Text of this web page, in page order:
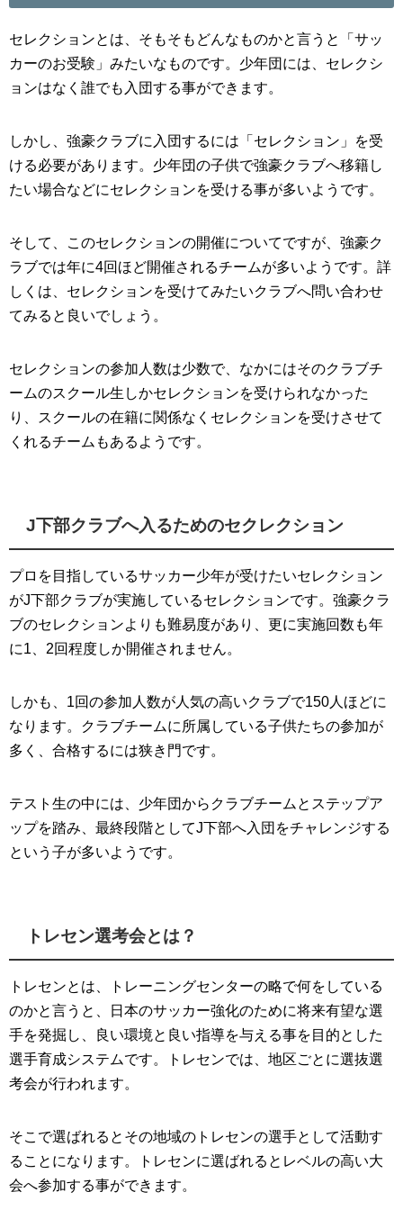
セレクションとは、そもそもどんなものかと言うと「サッ
カーのお受験」みたいなものです。少年団には、セレクシ
ョンはなく誰でも入団する事ができます。
しかし、強豪クラブに入団するには「セレクション」を受
ける必要があります。少年団の子供で強豪クラブへ移籍し
たい場合などにセレクションを受ける事が多いようです。
そして、このセレクションの開催についてですが、強豪ク
ラブでは年に4回ほど開催されるチームが多いようです。詳
しくは、セレクションを受けてみたいクラブへ問い合わせ
てみると良いでしょう。
セレクションの参加人数は少数で、なかにはそのクラブチ
ームのスクール生しかセレクションを受けられなかった
り、スクールの在籍に関係なくセレクションを受けさせて
くれるチームもあるようです。
J下部クラブへ入るためのセクレクション
プロを目指しているサッカー少年が受けたいセレクション
がJ下部クラブが実施しているセレクションです。強豪クラ
ブのセレクションよりも難易度があり、更に実施回数も年
に1、2回程度しか開催されません。
しかも、1回の参加人数が人気の高いクラブで150人ほどに
なります。クラブチームに所属している子供たちの参加が
多く、合格するには狭き門です。
テスト生の中には、少年団からクラブチームとステップア
ップを踏み、最終段階としてJ下部へ入団をチャレンジする
という子が多いようです。
トレセン選考会とは？
トレセンとは、トレーニングセンターの略で何をしている
のかと言うと、日本のサッカー強化のために将来有望な選
手を発掘し、良い環境と良い指導を与える事を目的とした
選手育成システムです。トレセンでは、地区ごとに選抜選
考会が行われます。
そこで選ばれるとその地域のトレセンの選手として活動す
ることになります。トレセンに選ばれるとレベルの高い大
会へ参加する事ができます。